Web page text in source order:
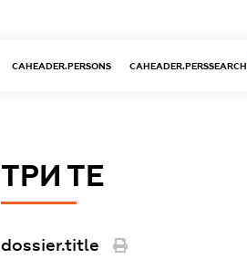
CAHEADER.PERSONS CAHEADER.PERSSEARCH
ТРИ ТЕ
dossier.title